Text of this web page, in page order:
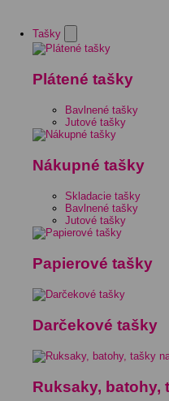
Tašky
Plátené tašky
Bavlnené tašky
Jutové tašky
Nákupné tašky
Skladacie tašky
Bavlnené tašky
Jutové tašky
Papierové tašky
Darčekové tašky
Ruksaky, batohy,